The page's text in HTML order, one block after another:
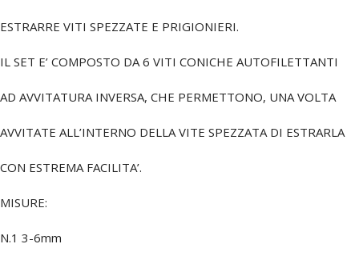
ESTRARRE VITI SPEZZATE E PRIGIONIERI.
IL SET E’ COMPOSTO DA 6 VITI CONICHE AUTOFILETTANTI
AD AVVITATURA INVERSA, CHE PERMETTONO, UNA VOLTA
AVVITATE ALL’INTERNO DELLA VITE SPEZZATA DI ESTRARLA
CON ESTREMA FACILITA’.
MISURE:
N.1 3-6mm